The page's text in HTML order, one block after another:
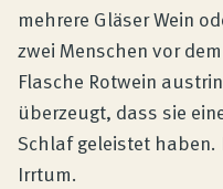
mehrere Gläser Wein
zwei Menschen vor
Flasche Rotwein
überzeugt, dass sie
Schlaf geleistet
Irrtum.